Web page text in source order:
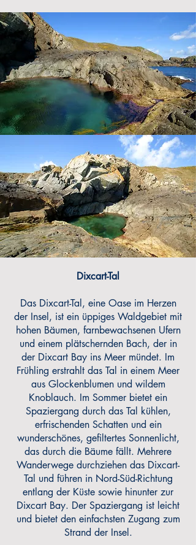
Dixcart-Tal
Das Dixcart-Tal, eine Oase im Herzen
der Insel, ist ein üppiges Waldgebiet mit
hohen Bäumen, farnbewachsenen Ufern
und einem plätschernden Bach, der in
der Dixcart Bay ins Meer mündet. Im
Frühling erstrahlt das Tal in einem Meer
aus Glockenblumen und wildem
Knoblauch. Im Sommer bietet ein
Spaziergang durch das Tal kühlen,
erfrischenden Schatten und ein
wunderschönes, gefiltertes Sonnenlicht,
das durch die Bäume fällt. Mehrere
Wanderwege durchziehen das Dixcart-
Tal und führen in Nord-Süd-Richtung
entlang der Küste sowie hinunter zur
Dixcart Bay. Der Spaziergang ist leicht
und bietet den einfachsten Zugang zum
Strand der Insel.